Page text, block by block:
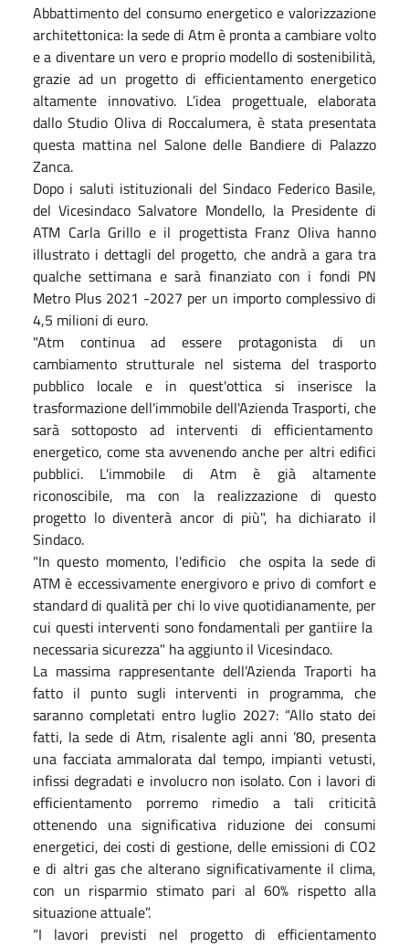
Abbattimento del consumo energetico e valorizzazione
architettonica: la sede di Atm è pronta a cambiare volto
e a diventare un vero e proprio modello di sostenibilità,
grazie ad un progetto di efficientamento energetico
altamente innovativo. L’idea progettuale, elaborata
dallo Studio Oliva di Roccalumera, è stata presentata
questa mattinanel Salone delle Bandiere di Palazzo
Zanca.
Dopo i saluti istituzionali del Sindaco Federico Basile,
del Vicesindaco Salvatore Mondello, la Presidente di
ATM Carla Grillo e il progettista Franz Oliva hanno
illustrato i dettagli del progetto, che andrà a gara tra
qualche settimana e sarà finanziato con i fondi PN
Metro Plus 2021 -2027 per un importo complessivo di
4,5 milioni di euro.
"Atm continua ad essere protagonista di un
cambiamento strutturale nel sistema del trasporto
pubblico locale e in quest'ottica si inserisce la
trasformazione dell'immobile dell'Azienda Trasporti, che
sarà sottoposto ad interventi di efficientamento
energetico, come sta avvenendo anche per altri edifici
pubblici. L'immobile di Atm è già altamente
riconoscibile, ma con la realizzazione di questo
progetto lo diventerà ancor di più", ha dichiarato il
Sindaco.
"In questo momento, l'edificio che ospita la sede di
ATM è eccessivamente energivoro e privo di comfort e
standard di qualità per chi lo vive quotidianamente, per
cui questi interventi sono fondamentali per gantiire la
necessaria sicurezza" ha aggiunto il Vicesindaco.
La massima rappresentante dell’Azienda Traporti ha
fatto il punto sugli interventi in programma, che
saranno completati entro luglio 2027: “Allo stato dei
fatti, la sede di Atm, risalente agli anni ’80, presenta
una facciata ammalorata dal tempo, impianti vetusti,
infissi degradati e involucro non isolato. Con i lavori di
efficientamento porremo rimedio a tali criticità
ottenendo una significativa riduzione dei consumi
energetici, dei costi di gestione, delle emissioni di CO2
e di altri gas che alterano significativamente il clima,
con un risparmio stimato pari al 60% rispetto alla
situazione attuale”.
“I lavori previsti nel progetto di efficientamento